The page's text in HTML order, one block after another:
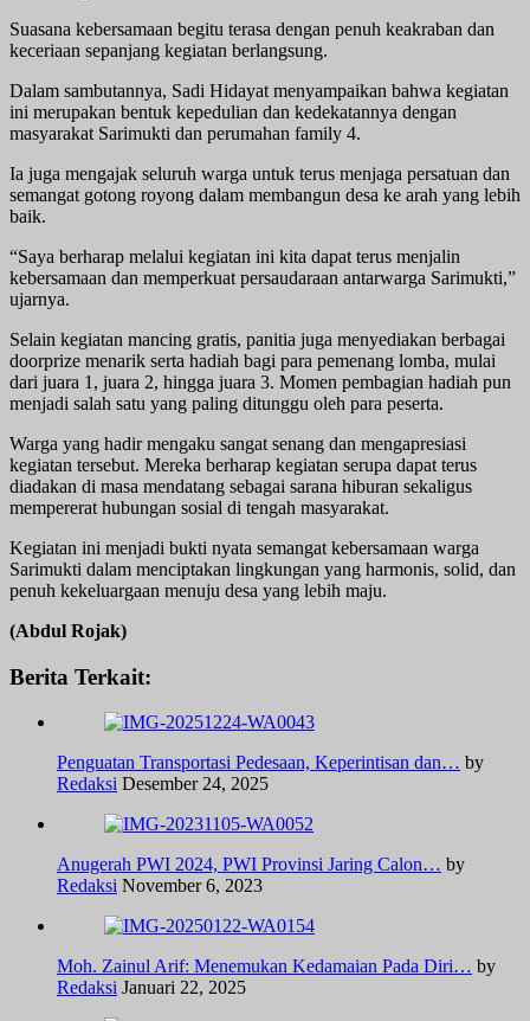
Suasana kebersamaan begitu terasa dengan penuh keakraban dan
keceriaan sepanjang kegiatan berlangsung.
Dalam sambutannya, Sadi Hidayat menyampaikan bahwa kegiatan
ini merupakan bentuk kepedulian dan kedekatannya dengan
masyarakat Sarimukti dan perumahan family 4.
Ia juga mengajak seluruh warga untuk terus menjaga persatuan dan
semangat gotong royong dalam membangun desa ke arah yang lebih
baik.
“Saya berharap melalui kegiatan ini kita dapat terus menjalin
kebersamaan dan memperkuat persaudaraan antarwarga Sarimukti,”
ujarnya.
Selain kegiatan mancing gratis, panitia juga menyediakan berbagai
doorprize menarik serta hadiah bagi para pemenang lomba, mulai
dari juara 1, juara 2, hingga juara 3. Momen pembagian hadiah pun
menjadi salah satu yang paling ditunggu oleh para peserta.
Warga yang hadir mengaku sangat senang dan mengapresiasi
kegiatan tersebut. Mereka berharap kegiatan serupa dapat terus
diadakan di masa mendatang sebagai sarana hiburan sekaligus
mempererat hubungan sosial di tengah masyarakat.
Kegiatan ini menjadi bukti nyata semangat kebersamaan warga
Sarimukti dalam menciptakan lingkungan yang harmonis, solid, dan
penuh kekeluargaan menuju desa yang lebih maju.
(Abdul Rojak)
Berita Terkait:
Penguatan Transportasi Pedesaan, Keperintisan dan… by
Redaksi Desember 24, 2025
Anugerah PWI 2024, PWI Provinsi Jaring Calon… by
Redaksi November 6, 2023
Moh. Zainul Arif: Menemukan Kedamaian Pada Diri… by
Redaksi Januari 22, 2025